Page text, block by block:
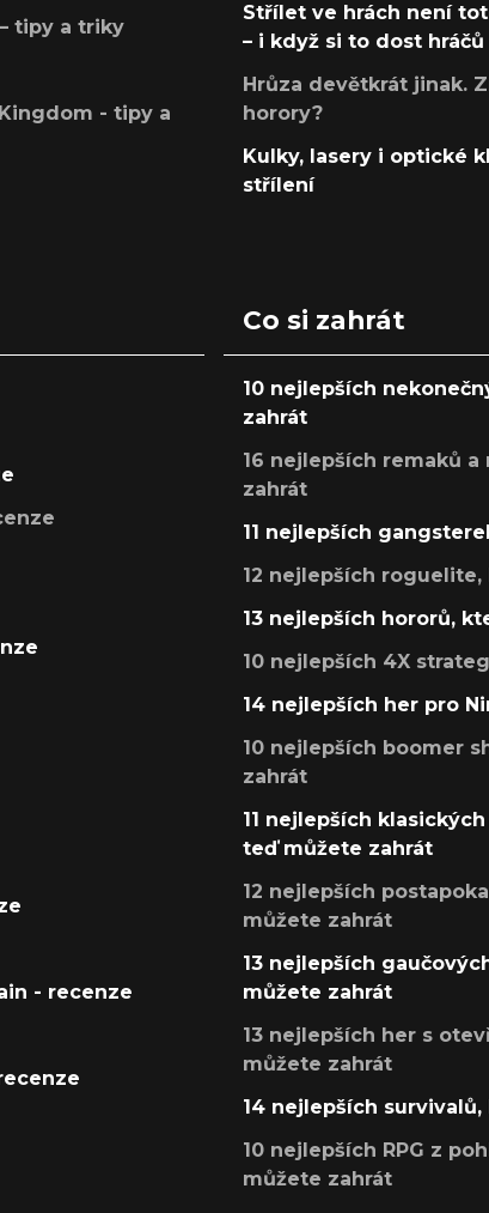
tipy a triky
- tipy a
Střílet ve hrách není
– i když si to dost
Hrůza devětkrát jinak.
horory?
Kulky, lasery i optické
střílení
- recenze
Co si zahrát
10 nejlepších
zahrát
16 nejlepších remaků
zahrát
11 nejlepších
12 nejlepších
13 nejlepších hororů,
10 nejlepších 4X
14 nejlepších her pro
10 nejlepších boomer
zahrát
11 nejlepších
teď můžete zahrát
12 nejlepších
můžete zahrát
13 nejlepších
můžete zahrát
13 nejlepších her s
můžete zahrát
14 nejlepších
10 nejlepších RPG z
můžete zahrát